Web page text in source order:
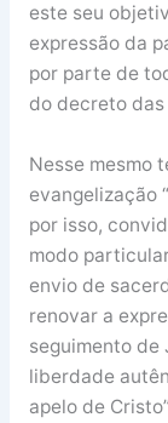
este seu
expressão da
por parte de
do decreto das
Nesse mesmo
evangelização
por isso,
modo
envio de
renovar a
seguimento de
liberdade
apelo de